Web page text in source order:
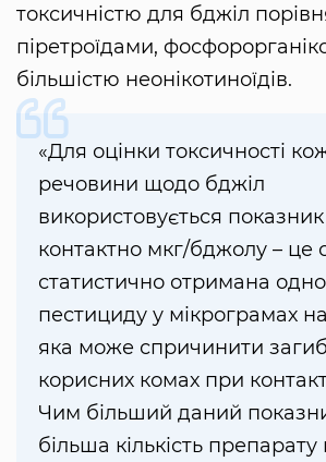
токсичністю для бджіл
піретроїдами,
більшістю неонікотиноїдів.
«Для оцінки токсичності
речовини щодо бджіл
використовується
контактно мкг/бджолу – це
статистично отримана
пестициду у мікрограмах
яка може спричинити
корисних комах при
Чим більший даний
більша кількість